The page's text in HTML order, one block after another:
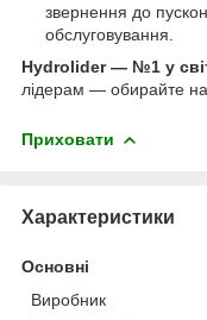
звернення до
обслуговування.
Hydrolider — №1 у
лідерам — обирайте
Приховати
Характеристики
Основні
Виробник